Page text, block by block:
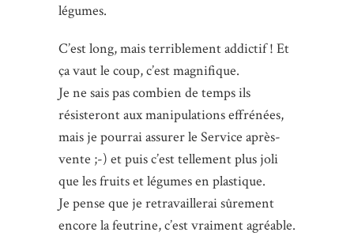
légumes.
C’est long, mais terriblement addictif ! Et
ça vaut le coup, c’est magnifique.
Je ne sais pas combien de temps ils
résisteront aux manipulations effrénées,
mais je pourrai assurer le Service après-
vente ;-) et puis c’est tellement plus joli
que les fruits et légumes en plastique.
Je pense que je retravaillerai sûrement
encore la feutrine, c’est vraiment agréable.